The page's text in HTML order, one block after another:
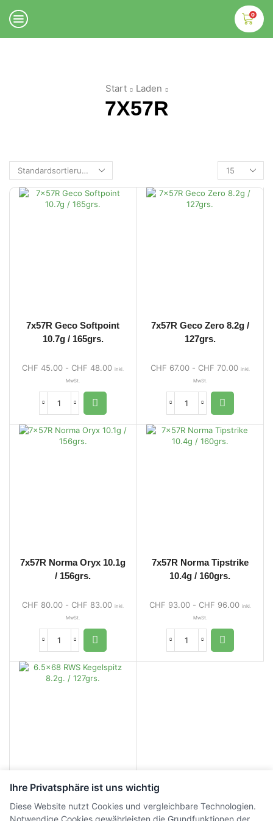
0
Start Laden
7X57R
7x57R Geco Softpoint
10.7g / 165grs.
CHF 45.00 - CHF 48.00 inkl.
MwSt.
7x57R Geco Zero 8.2g /
127grs.
CHF 67.00- CHF 70.00 inkl.
MwSt.
7x57R Norma Oryx 10.1g
/ 156grs.
CHF 80.00 - CHF 83.00 inkl.
MwSt.
7x57R Norma Tipstrike
10.4g / 160grs.
CHF 93.00- CHF 96.00 inkl.
MwSt.
10.5g. / 162grs.
Ihre Privatsphäre ist uns wichtig
Diese Website nutzt Cookies und vergleichbare Technologien.
Notwendige Cookies gewährleisten die Grundfunktionen der